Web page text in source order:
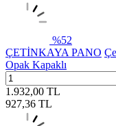
%52
ÇETİNKAYA PANO
Opak Kapaklı
1.932,00 TL
927,36 TL